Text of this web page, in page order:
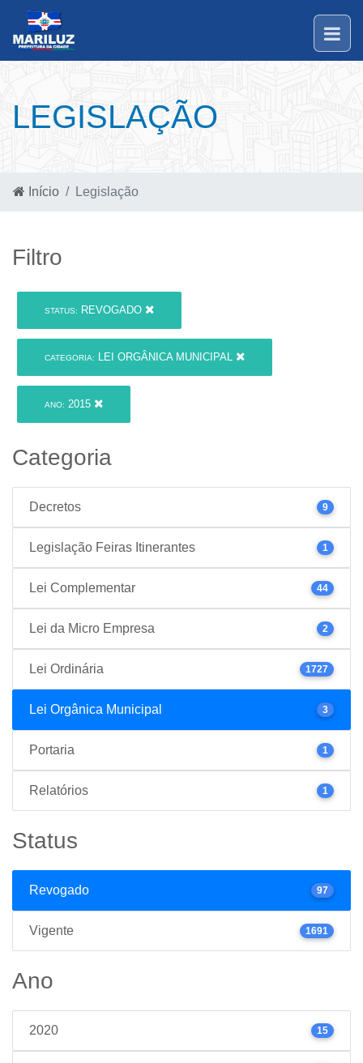
LEGISLAÇÃO
Início Legislação
Filtro
STATUS: REVOGADO
CATEGORIA: LEI ORGÂNICA MUNICIPAL
ANO: 2015
Categoria
Decretos 9
Legislação Feiras Itinerantes 1
Lei Complementar 44
Lei da Micro Empresa 2
Lei Ordinária 1727
Lei Orgânica Municipal 3
Portaria 1
Relatórios 1
Status
Revogado 97
Vigente 1691
Ano
2020 15